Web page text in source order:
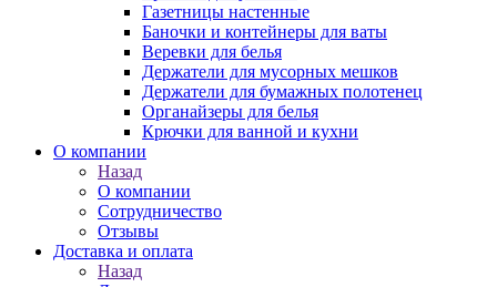
Газетницы настенные
Баночки и контейнеры для ваты
Веревки для белья
Держатели для мусорных мешков
Держатели для бумажных полотенец
Органайзеры для белья
Крючки для ванной и кухни
О компании
Назад
О компании
Сотрудничество
Отзывы
Доставка и оплата
Назад